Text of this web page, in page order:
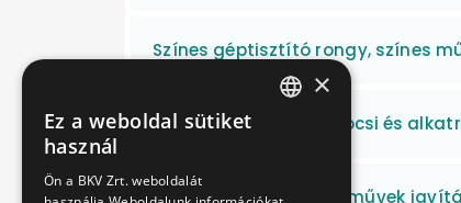
Színes géptisztító rongy, színes
Mozgólépcső lépcső kocsi és
Diesel meghajtású járművek
×
Ez a weboldal sütiket
használ
Ön a BKV Zrt. weboldalát